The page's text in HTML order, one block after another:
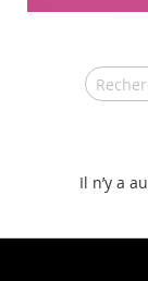
Il n’y a